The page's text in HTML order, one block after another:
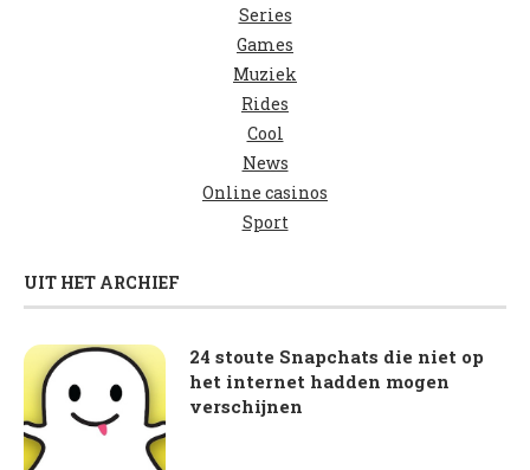
Series
Games
Muziek
Rides
Cool
News
Online casinos
Sport
UIT HET ARCHIEF
24 stoute Snapchats die niet op
het internet hadden mogen
verschijnen